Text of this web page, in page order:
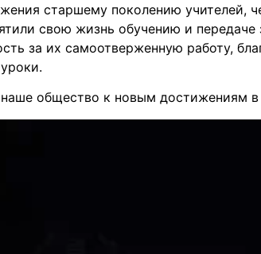
старшему поколению учителей,
свою жизнь обучению и передаче
за их самоотверженную работу,
общество к новым достижениям в